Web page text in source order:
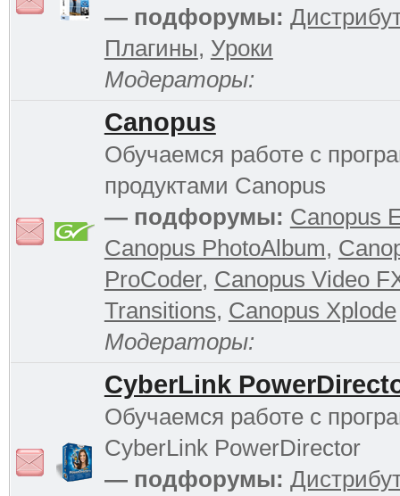
— подфорумы:
Плагины, Уроки
Модераторы:
Canopus
Обучаемся работе с
продуктами Canopus
— подфорумы: Canopus
Canopus PhotoAlbum,
ProCoder, Canopus Video
Transitions, Canopus Xplode
Модераторы:
CyberLink
Обучаемся работе с
CyberLink PowerDirector
— подфорумы: